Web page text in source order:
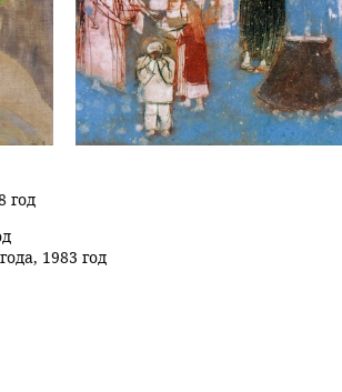
год
1983 год